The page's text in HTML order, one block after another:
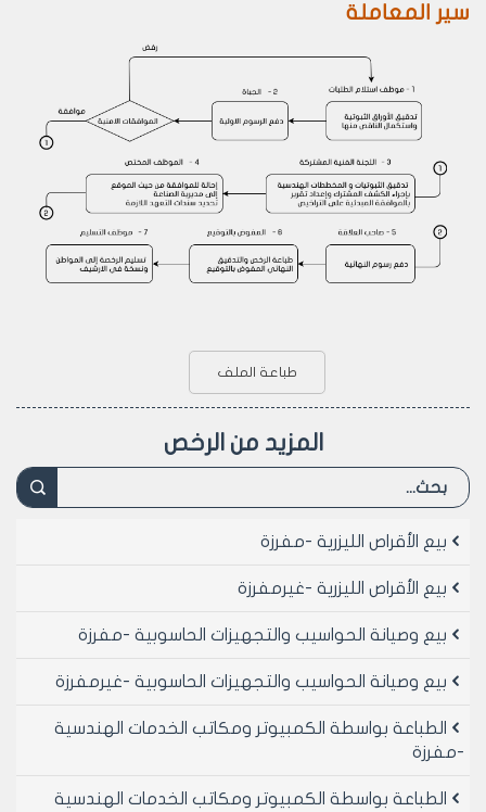
سير المعاملة
طباعة الملف
المزيد من الرخص
بيع الأقراص الليزرية -مفرزة
بيع الأقراص الليزرية -غيرمفرزة
بيع وصيانة الحواسيب والتجهيزات الحاسوبية -مفرزة
بيع وصيانة الحواسيب والتجهيزات الحاسوبية -غيرمفرزة
الطباعة بواسطة الكمبيوتر ومكاتب الخدمات الهندسية
-مفرزة
الطباعة بواسطة الكمبيوتر ومكاتب الخدمات الهندسية